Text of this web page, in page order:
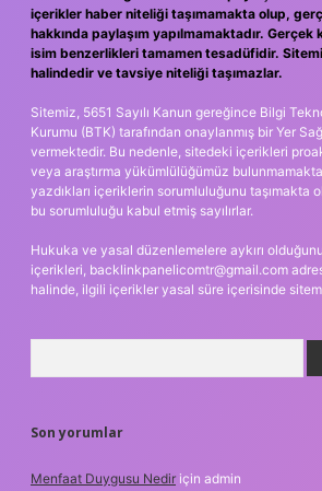
içerikler haber niteliği taşımamakta olup,
hakkında paylaşım yapılmamaktadır.
isim benzerlikleri tamamen tesadüfidir.
halindedir ve tavsiye niteliği taşımazlar.
Sitemiz, 5651 Sayılı Kanun gereğince Bilgi
Kurumu (BTK) tarafından onaylanmış bir Yer
vermektedir. Bu nedenle, sitedeki içerikleri
veya araştırma yükümlülüğümüz
yazdıkları içeriklerin sorumluluğunu taşımakta
bu sorumluluğu kabul etmiş sayılırlar.
Hukuka ve yasal düzenlemelere aykırı
içerikleri, backlinkpanelicomtr@gmail.com
halinde, ilgili içerikler yasal süre içerisinde
Son yorumlar
Menfaat Duygusu Nedir için admin